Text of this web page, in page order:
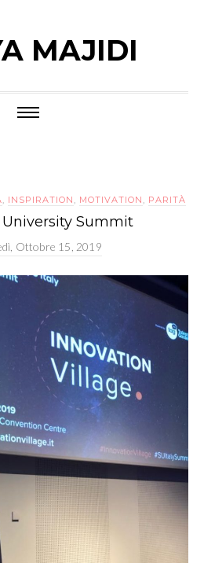
MAJIDI
, INSPIRATION , MOTIVATION , PARITÀ
Summit
Ottobre 15, 2019